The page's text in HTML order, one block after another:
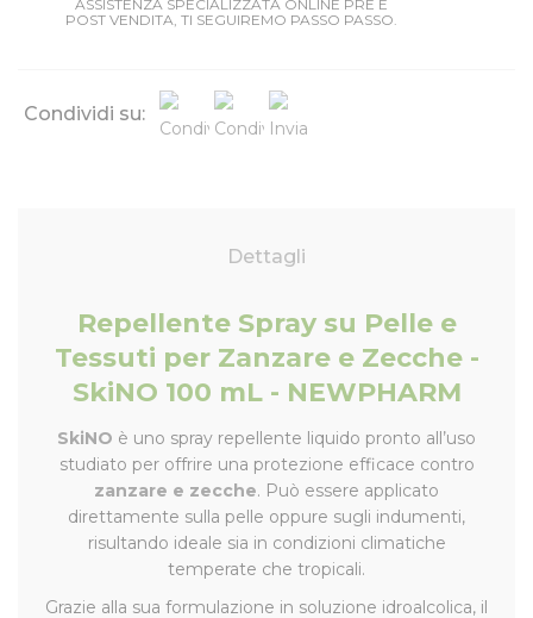
ASSISTENZA SPECIALIZZATA ONLINE PRE E
POST VENDITA, TI SEGUIREMO PASSO PASSO.
Condividi su:
Dettagli
Repellente Spray su Pelle e
Tessuti per Zanzare e Zecche -
SkiNO 100 mL - NEWPHARM
SkiNO è uno spray repellente liquido pronto all’uso
studiato per offrire una protezione efficace contro
zanzare e zecche. Può essere applicato
direttamente sulla pelle oppure sugli indumenti,
risultando ideale sia in condizioni climatiche
temperate che tropicali.
Grazie alla sua formulazione in soluzione idroalcolica, il